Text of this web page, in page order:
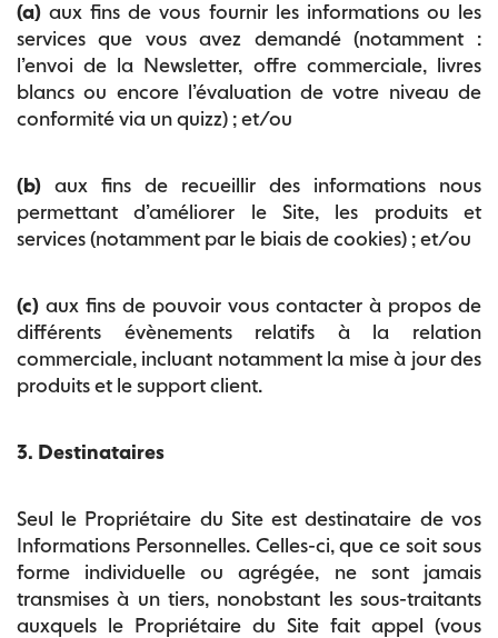
(a) aux fins de vous fournir les informations ou les
services que vous avez demandé (notamment :
l’envoi de la Newsletter, offre commerciale, livres
blancs ou encore l’évaluation de votre niveau de
conformité via un quizz) ; et/ou
(b) aux fins de recueillir des informations nous
permettant d’améliorer le Site, les produits et
services (notamment par le biais de cookies) ; et/ou
(c) aux fins de pouvoir vous contacter à propos de
différents évènements relatifs à la relation
commerciale, incluant notamment la mise à jour des
produits et le support client.
3. Destinataires
Seul le Propriétaire du Site est destinataire de vos
Informations Personnelles. Celles-ci, que ce soit sous
forme individuelle ou agrégée, ne sont jamais
transmises à un tiers, nonobstant les sous-traitants
auxquels le Propriétaire du Site fait appel (vous